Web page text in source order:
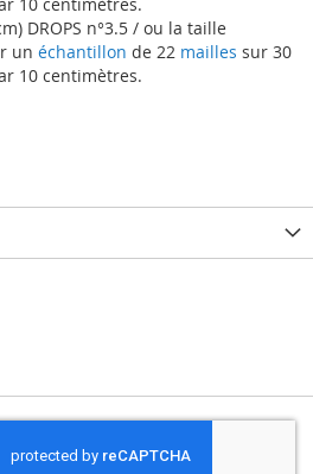
10 centimètres.
DROPS n°3.5 / ou la taille
un échantillon de 22 mailles sur 30
10 centimètres.